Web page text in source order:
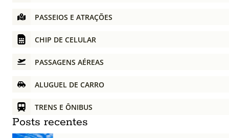
PASSEIOS E ATRAÇÕES
CHIP DE CELULAR
PASSAGENS AÉREAS
ALUGUEL DE CARRO
TRENS E ÔNIBUS
Posts recentes